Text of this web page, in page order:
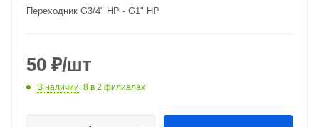
Переходник G3/4" НР - G1" НР
50 ₽/шт
В наличии: 8 в 2 филиалах